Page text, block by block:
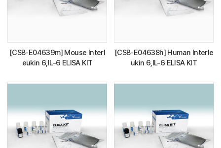
[CSB-E04639m] Mouse Interl
eukin 6,IL-6 ELISA KIT
[CSB-E04638h] Human Interle
ukin 6,IL-6 ELISA KIT